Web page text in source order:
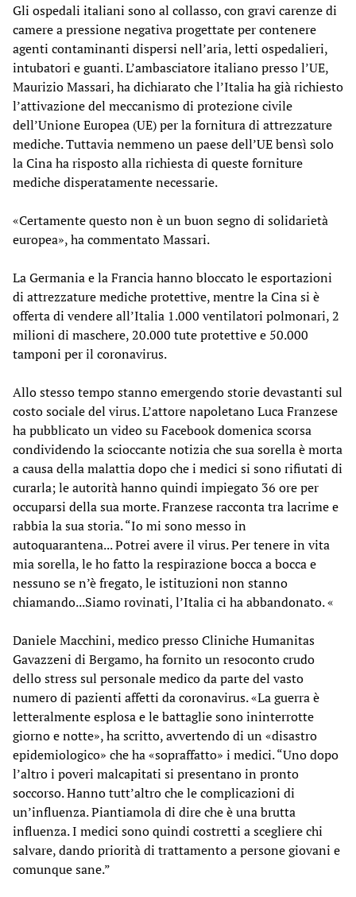
Gli ospedali italiani sono al collasso, con gravi carenze di
camere a pressione negativa progettate per contenere
agenti contaminanti dispersi nell’aria, letti ospedalieri,
intubatori e guanti. L’ambasciatore italiano presso l’UE,
Maurizio Massari, ha dichiarato che l’Italia ha già richiesto
l’attivazione del meccanismo di protezione civile
dell’Unione Europea (UE) per la fornitura di attrezzature
mediche. Tuttavia nemmeno un paese dell’UE bensì solo
la Cina ha risposto alla richiesta di queste forniture
mediche disperatamente necessarie.
«Certamente questo non è un buon segno di solidarietà
europea», ha commentato Massari.
La Germania e la Francia hanno bloccato le esportazioni
di attrezzature mediche protettive, mentre la Cina si è
offerta di vendere all’Italia 1.000 ventilatori polmonari, 2
milioni di maschere, 20.000 tute protettive e 50.000
tamponi per il coronavirus.
Allo stesso tempo stanno emergendo storie devastanti sul
costo sociale del virus. L’attore napoletano Luca Franzese
ha pubblicato un video su Facebook domenica scorsa
condividendo la scioccante notizia che sua sorella è morta
a causa della malattia dopo che i medici si sono rifiutati di
curarla; le autorità hanno quindi impiegato 36 ore per
occuparsi della sua morte. Franzese racconta tra lacrime e
rabbia la sua storia. “Io mi sono messo in
autoquarantena... Potrei avere il virus. Per tenere in vita
mia sorella, le ho fatto la respirazione bocca a bocca e
nessuno se n’è fregato, le istituzioni non stanno
chiamando...Siamo rovinati, l’Italia ci ha abbandonato. «
Daniele Macchini, medico presso Cliniche Humanitas
Gavazzeni di Bergamo, ha fornito un resoconto crudo
dello stress sul personale medico da parte del vasto
numero di pazienti affetti da coronavirus. «La guerra è
letteralmente esplosa e le battaglie sono ininterrotte
giorno e notte», ha scritto, avvertendo di un «disastro
epidemiologico» che ha «sopraffatto» i medici. “Uno dopo
l’altro i poveri malcapitati si presentano in pronto
soccorso. Hanno tutt’altro che le complicazioni di
un’influenza. Piantiamola di dire che è una brutta
influenza. I medici sono quindi costretti a scegliere chi
salvare, dando priorità di trattamento a persone giovani e
comunque sane.”